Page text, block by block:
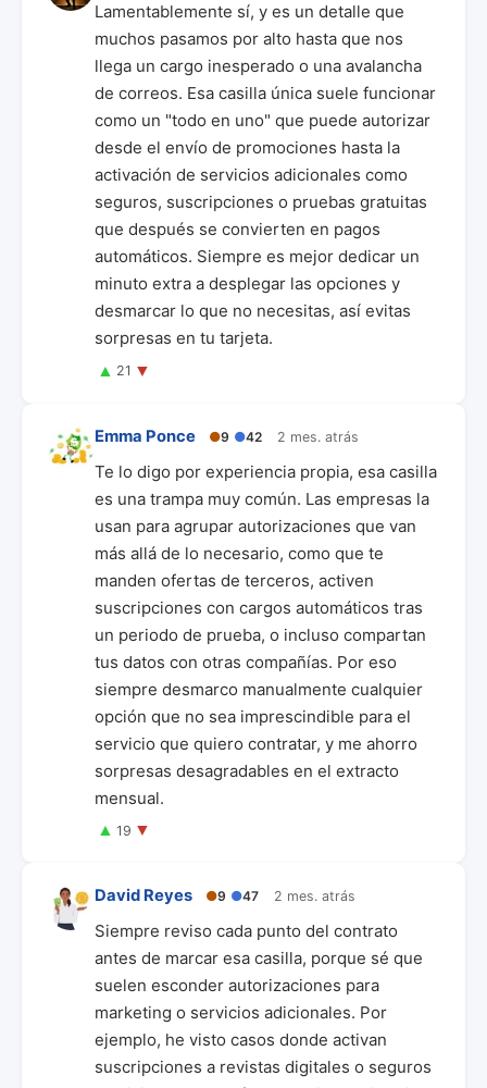
Lamentablemente sí, y es un detalle que
muchos pasamos por alto hasta que nos
llega un cargo inesperado o una avalancha
de correos. Esa casilla única suele funcionar
como un "todo en uno" que puede autorizar
desde el envío de promociones hasta la
activación de servicios adicionales como
seguros, suscripciones o pruebas gratuitas
que después se convierten en pagos
automáticos. Siempre es mejor dedicar un
minuto extra a desplegar las opciones y
desmarcar lo que no necesitas, así evitas
sorpresas en tu tarjeta.
▲ 21 ▼
Emma Ponce ●9 ●42 2 mes. atrás
Te lo digo por experiencia propia, esa casilla
es una trampa muy común. Las empresas la
usan para agrupar autorizaciones que van
más allá de lo necesario, como que te
manden ofertas de terceros, activen
suscripciones con cargos automáticos tras
un periodo de prueba, o incluso compartan
tus datos con otras compañías. Por eso
siempre desmarco manualmente cualquier
opción que no sea imprescindible para el
servicio que quiero contratar, y me ahorro
sorpresas desagradables en el extracto
mensual.
▲ 19 ▼
David Reyes ●9 ●47 2 mes. atrás
Siempre reviso cada punto del contrato
antes de marcar esa casilla, porque sé que
suelen esconder autorizaciones para
marketing o servicios adicionales. Por
ejemplo, he visto casos donde activan
suscripciones a revistas digitales o seguros